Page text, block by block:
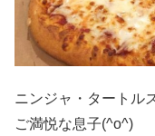
ニンジャ・タートル
ご満悦な息子(^o^)